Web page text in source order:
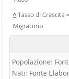
^Tasso di Crescita
Migratorio
Popolazione:
Nati: Fonte